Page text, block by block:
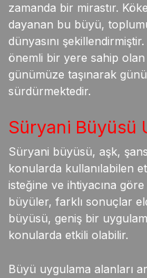
zamanda bir mirastır.
dayanan bu büyü,
dünyasını
önemli bir yere sahip
günümüze taşınarak
sürdürmektedir.
Süryani Büyüsü
Süryani büyüsü, aşk,
konularda kullanılabilen
isteğine ve ihtiyacına
büyüler, farklı sonuçlar
büyüsü, geniş bir
konularda etkili olabilir.
Büyü uygulama alanları